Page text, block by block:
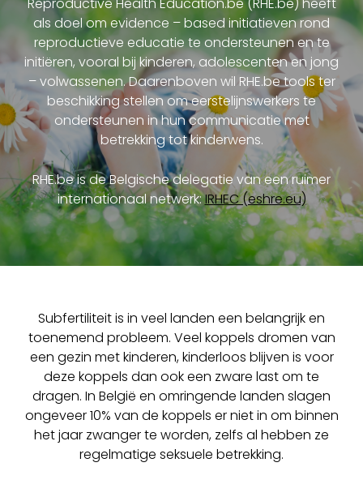
als doel om evidence – based initiatieven rond
reproductieve educatie te ondersteunen en te
initiëren, vooral bij kinderen, adolescenten en jong
– volwassenen. Daarenboven wil RHE.be tools ter
beschikking stellen om eerstelijnswerkers te
ondersteunen in hun communicatie met
betrekking tot kinderwens.
RHE.be is de Belgische delegatie van een ruimer
internationaal netwerk:IRHEC (eshre.eu)
Subfertiliteit is in veel landen een belangrijk en
toenemend probleem. Veel koppels dromen van
een gezin met kinderen, kinderloos blijven is voor
deze koppels dan ook een zware last om te
dragen. In België en omringende landen slagen
ongeveer 10% van de koppels er niet in om binnen
het jaar zwanger te worden, zelfs al hebben ze
regelmatige seksuele betrekking.